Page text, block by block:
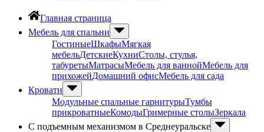
Главная страница
Мебель для спальни
ГостиныеШкафыМягкая
мебельДетскиеКухниСтолы, стулья,
табуретыМатрасыМебель для ваннойМебель для
прихожейДомашний офисМебель для сада
Кровати
Модульные спальные гарнитурыТумбы
прикроватныеКомодыГримерные столыЗеркала
С подъемным механизмом в Среднеуральске